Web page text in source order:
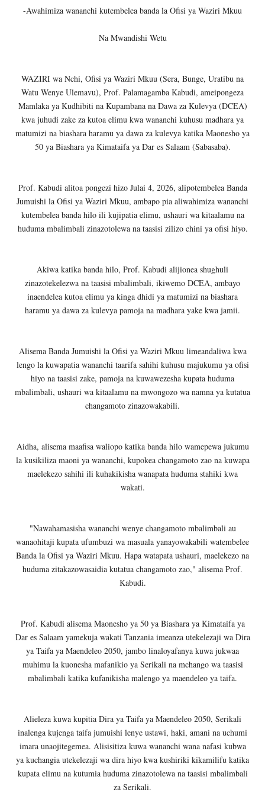
-Awahimiza wananchi kutembelea banda la Ofisi ya Waziri Mkuu
Na Mwandishi Wetu
WAZIRI wa Nchi, Ofisi ya Waziri Mkuu (Sera, Bunge, Uratibu na
Watu Wenye Ulemavu), Prof. Palamagamba Kabudi, ameipongeza
Mamlaka ya Kudhibiti na Kupambana na Dawa za Kulevya (DCEA)
kwa juhudi zake za kutoa elimu kwa wananchi kuhusu madhara ya
matumizi na biashara haramu ya dawa za kulevya katika Maonesho ya
50 ya Biashara ya Kimataifa ya Dar es Salaam (Sabasaba).
Prof. Kabudi alitoa pongezi hizo Julai 4, 2026, alipotembelea Banda
Jumuishi la Ofisi ya Waziri Mkuu, ambapo pia aliwahimiza wananchi
kutembelea banda hilo ili kujipatia elimu, ushauri wa kitaalamu na
huduma mbalimbali zinazotolewa na taasisi zilizo chini ya ofisi hiyo.
Akiwa katika banda hilo, Prof. Kabudi alijionea shughuli
zinazotekelezwa na taasisi mbalimbali, ikiwemo DCEA, ambayo
inaendelea kutoa elimu ya kinga dhidi ya matumizi na biashara
haramu ya dawa za kulevya pamoja na madhara yake kwa jamii.
Alisema Banda Jumuishi la Ofisi ya Waziri Mkuu limeandaliwa kwa
lengo la kuwapatia wananchi taarifa sahihi kuhusu majukumu ya ofisi
hiyo na taasisi zake, pamoja na kuwawezesha kupata huduma
mbalimbali, ushauri wa kitaalamu na mwongozo wa namna ya kutatua
changamoto zinazowakabili.
Aidha, alisema maafisa waliopo katika banda hilo wamepewa jukumu
la kusikiliza maoni ya wananchi, kupokea changamoto zao na kuwapa
maelekezo sahihi ili kuhakikisha wanapata huduma stahiki kwa
wakati.
"Nawahamasisha wananchi wenye changamoto mbalimbali au
wanaohitaji kupata ufumbuzi wa masuala yanayowakabili watembelee
Banda la Ofisi ya Waziri Mkuu. Hapa watapata ushauri, maelekezo na
huduma zitakazowasaidia kutatua changamoto zao," alisema Prof.
Kabudi.
Prof. Kabudi alisema Maonesho ya 50 ya Biashara ya Kimataifa ya
Dar es Salaam yamekuja wakati Tanzania imeanza utekelezaji wa Dira
ya Taifa ya Maendeleo 2050, jambo linaloyafanya kuwa jukwaa
muhimu la kuonesha mafanikio ya Serikali na mchango wa taasisi
mbalimbali katika kufanikisha malengo ya maendeleo ya taifa.
Alieleza kuwa kupitia Dira ya Taifa ya Maendeleo 2050, Serikali
inalenga kujenga taifa jumuishi lenye ustawi, haki, amani na uchumi
imara unaojitegemea. Alisisitiza kuwa wananchi wana nafasi kubwa
ya kuchangia utekelezaji wa dira hiyo kwa kushiriki kikamilifu katika
kupata elimu na kutumia huduma zinazotolewa na taasisi mbalimbali
za Serikali.